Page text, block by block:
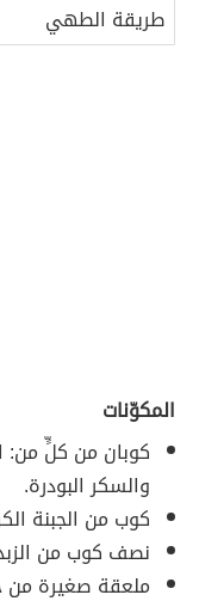
طريقة الطهي
المكوّنات
كوبان من كلٍّ من:
والسكر البودرة.
كوب من الجبنة
نصف كوب من
ملعقة صغيرة من